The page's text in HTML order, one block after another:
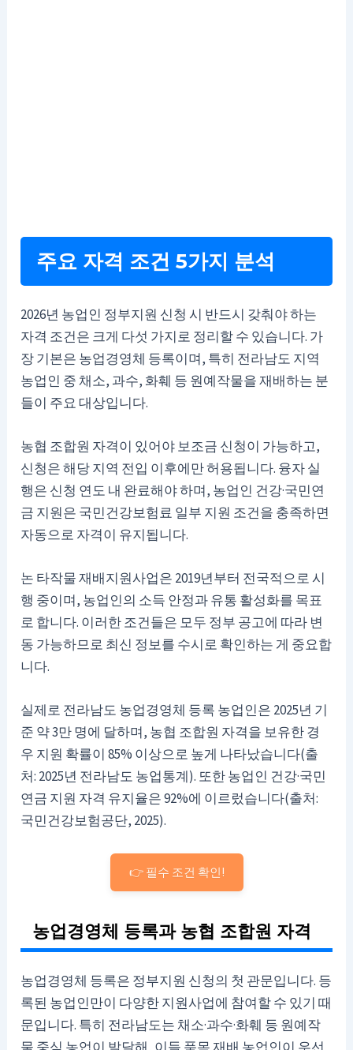
주요 자격 조건 5가지 분석
2026년 농업인 정부지원 신청 시 반드시 갖춰야 하는
자격 조건은 크게 다섯 가지로 정리할 수 있습니다. 가
장 기본은 농업경영체 등록이며, 특히 전라남도 지역
농업인 중 채소, 과수, 화훼 등 원예작물을 재배하는 분
들이 주요 대상입니다.
농협 조합원 자격이 있어야 보조금 신청이 가능하고,
신청은 해당 지역 전입 이후에만 허용됩니다. 융자 실
행은 신청 연도 내 완료해야 하며, 농업인 건강·국민연
금 지원은 국민건강보험료 일부 지원 조건을 충족하면
자동으로 자격이 유지됩니다.
논 타작물 재배지원사업은 2019년부터 전국적으로 시
행 중이며, 농업인의 소득 안정과 유통 활성화를 목표
로 합니다. 이러한 조건들은 모두 정부 공고에 따라 변
동 가능하므로 최신 정보를 수시로 확인하는 게 중요합
니다.
실제로 전라남도 농업경영체 등록 농업인은 2025년 기
준 약 3만 명에 달하며, 농협 조합원 자격을 보유한 경
우 지원 확률이 85% 이상으로 높게 나타났습니다(출
처: 2025년 전라남도 농업통계). 또한 농업인 건강·국민
연금 지원 자격 유지율은 92%에 이르렀습니다(출처:
국민건강보험공단, 2025).
👉 필수 조건 확인!
농업경영체 등록과 농협 조합원 자격
농업경영체 등록은 정부지원 신청의 첫 관문입니다. 등
록된 농업인만이 다양한 지원사업에 참여할 수 있기 때
문입니다. 특히 전라남도는 채소·과수·화훼 등 원예작